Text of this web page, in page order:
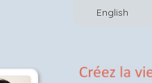
English